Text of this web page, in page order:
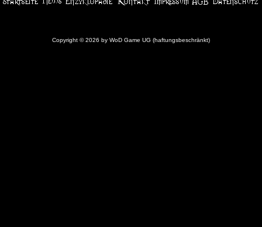
Copyright © 2026 by WoD Game UG (haftungsbeschränkt)